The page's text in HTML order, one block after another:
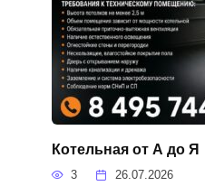
Котельная от А до Я
3 26.07.2026